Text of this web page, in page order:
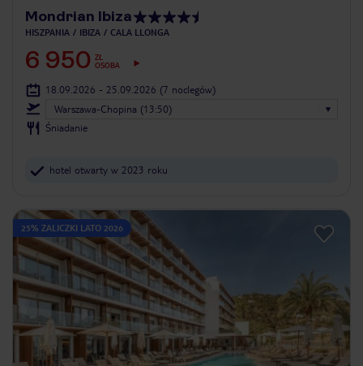
Mondrian Ibiza
HISZPANIA IBIZA CALA LLONGA
6 950 ZŁ
OSOBA
18.09.2026 - 25.09.2026 (7 noclegów)
Warszawa-Chopina (13:50)
Śniadanie
hotel otwarty w 2023 roku
25% ZALICZKI LATO 2026